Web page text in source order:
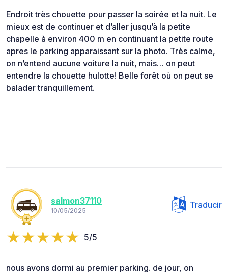
Endroit très chouette pour passer la soirée et la nuit. Le
mieux est de continuer et d’aller jusqu’à la petite
chapelle à environ 400 m en continuant la petite route
apres le parking apparaissant sur la photo. Très calme,
on n’entend aucune voiture la nuit, mais… on peut
entendre la chouette hulotte! Belle forêt où on peut se
balader tranquillement.
salmon37110
10/05/2025
Traducir
5/5
nous avons dormi au premier parking. de jour, on